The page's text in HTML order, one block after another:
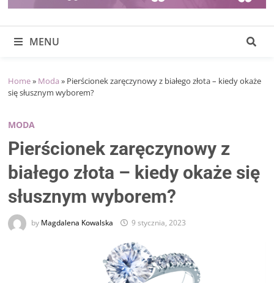
MENU
Home» Moda » Pierścionek zaręczynowy z białego złota – kiedy okaże
się słusznym wyborem?
MODA
Pierścionek zaręczynowy z
białego złota – kiedy okaże się
słusznym wyborem?
by Magdalena Kowalska 9 stycznia, 2023